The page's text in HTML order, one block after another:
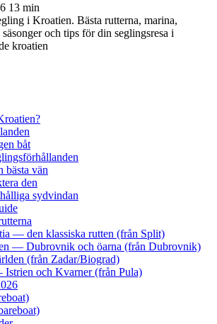
13 min
i Kroatien. Bästa rutterna, marina,
och tips för din seglingsresa i
kroatien
båt
vän
den
sydvindan
— den klassiska rutten (från Split)
— Dubrovnik och öarna (från Dubrovnik)
(från Zadar/Biograd)
och Kvarner (från Pula)